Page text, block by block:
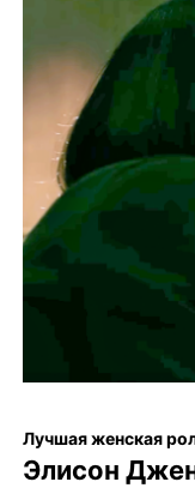
Лучшая женская
Элисон